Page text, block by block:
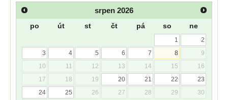
srpen 2026
po út st čt pá so ne
1
2
3
4 5 6 7 8
9
10
11 12 13 14 15
16
17
18 19 20 21 22
23
24
25 26 27 28 29
30